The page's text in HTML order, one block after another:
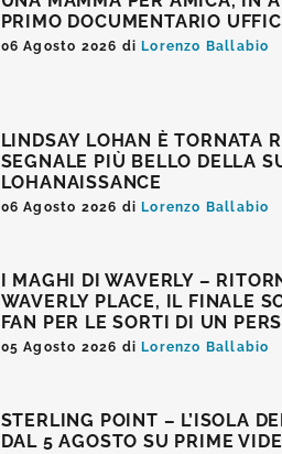
PRIMO DOCUMENTARIO
06 Agosto 2026 di Lorenzo Ballabio
LINDSAY LOHAN È TORNATA
SEGNALE PIÙ BELLO DELLA
LOHANAISSANCE
06 Agosto 2026 di Lorenzo Ballabio
I MAGHI DI WAVERLY –
WAVERLY PLACE, IL FINALE
FAN PER LE SORTI DI UN
05 Agosto 2026 di Lorenzo Ballabio
STERLING POINT – L’ISOLA
DAL 5 AGOSTO SU PRIME